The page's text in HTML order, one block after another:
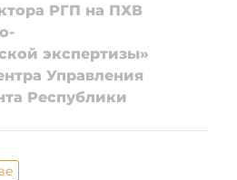
РГП на ПХВ
экспертизы»
Управления
Республики